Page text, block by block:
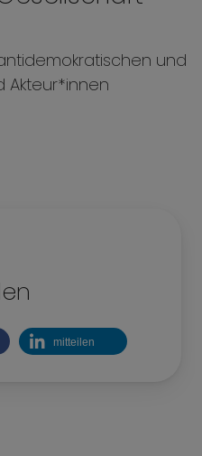
Vielfalt
und
Akteur*innen
mitteilen